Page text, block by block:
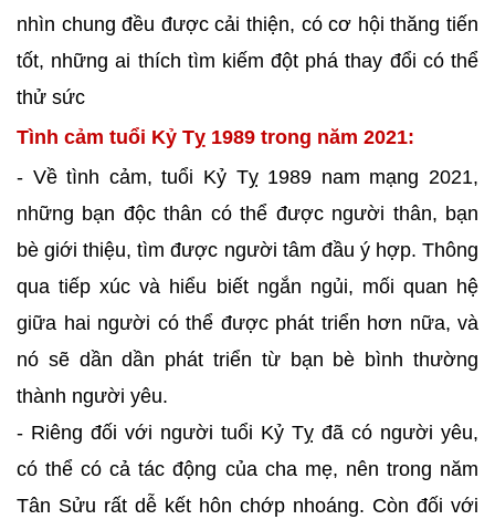
nhìn chung đều được cải thiện, có cơ hội thăng tiến
tốt, những ai thích tìm kiếm đột phá thay đổi có thể
thử sức
Tình cảm tuổi Kỷ Tỵ 1989 trong năm 2021:
- Về tình cảm, tuổi Kỷ Tỵ 1989 nam mạng 2021,
những bạn độc thân có thể được người thân, bạn
bè giới thiệu, tìm được người tâm đầu ý hợp. Thông
qua tiếp xúc và hiểu biết ngắn ngủi, mối quan hệ
giữa hai người có thể được phát triển hơn nữa, và
nó sẽ dần dần phát triển từ bạn bè bình thường
thành người yêu.
- Riêng đối với người tuổi Kỷ Tỵ đã có người yêu,
có thể có cả tác động của cha mẹ, nên trong năm
Tân Sửu rất dễ kết hôn chớp nhoáng. Còn đối với